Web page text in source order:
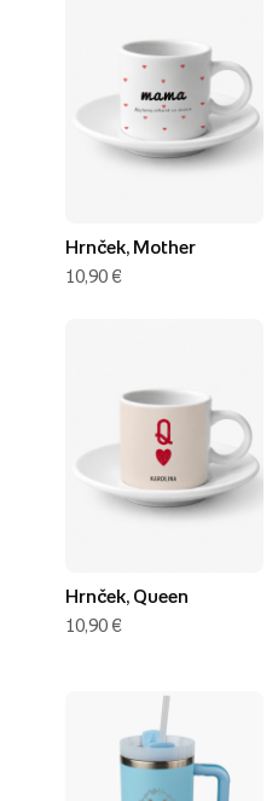
Hrnček, Mother
10,90 €
Hrnček, Queen
10,90 €